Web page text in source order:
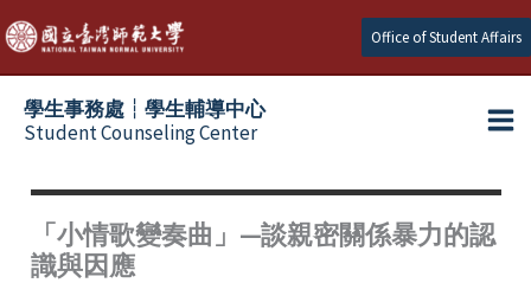
Skip
to
content
Office of Student Affairs
學生事務處┆學生輔導中心
Student Counseling Center
「小情歌變奏曲」—談親密關係暴力的認
識與因應